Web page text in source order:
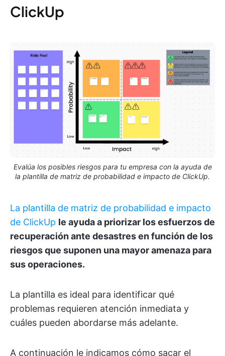
ClickUp
Evalúa los posibles riesgos para tu empresa con la ayuda de
la plantilla de matriz de probabilidad e impacto de ClickUp.
La plantilla de matriz de probabilidad e impacto
de ClickUp le ayuda a priorizar los esfuerzos de
recuperación ante desastres en función de los
riesgos que suponen una mayor amenaza para
sus operaciones.
La plantilla es ideal para identificar qué
problemas requieren atención inmediata y
cuáles pueden abordarse más adelante.
A continuación le indicamos cómo sacar el